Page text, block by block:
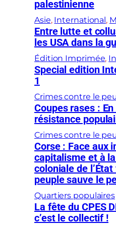
palestinienne
Asie, International,
Entre lutte et
les USA dans la
Édition Imprimée,
Special edition
1
Crimes contre le
Coupes rases :
résistance
Crimes contre le
Corse : Face aux
capitalisme et à
coloniale de
peuple sauve le
Quartiers populaires
La fête du CPES
c’est le collectif !